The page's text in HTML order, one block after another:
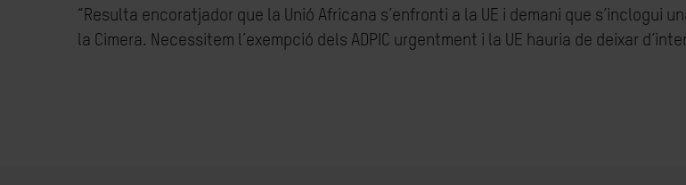
“Resulta encoratjador que la Unió Africana s’enfronti a la UE i demani que s’inclogui
la Cimera. Necessitem l’exempció dels ADPIC urgentment i la UE hauria de deixar